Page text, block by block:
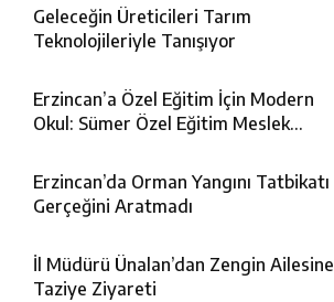
Geleceğin Üreticileri Tarım
Teknolojileriyle Tanışıyor
Erzincan’a Özel Eğitim İçin Modern
Okul: Sümer Özel Eğitim Meslek
Erzincan’da Orman Yangını Tatbikatı
Gerçeğini Aratmadı
İl Müdürü Ünalan’dan Zengin Ailesine
Taziye Ziyareti